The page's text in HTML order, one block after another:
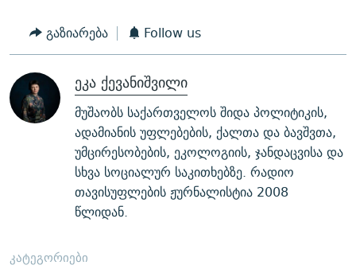
გაზიარება Follow us
ეკა ქევანიშვილი
მუშაობს საქართველოს შიდა პოლიტიკის,
ადამიანის უფლებების, ქალთა და ბავშვთა,
უმცირესობების, ეკოლოგიის, ჯანდაცვისა და
სხვა სოციალურ საკითხებზე. რადიო
თავისუფლების ჟურნალისტია 2008
წლიდან.
კატეგორიები